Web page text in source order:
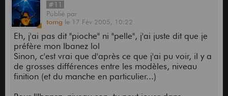
#11
Publié par
tomg le 17 Fév 2005, 10:22
Eh, j'ai pas dit "pioche" ni "pelle", j'ai juste dit que je
préfère mon Ibanez lol
Sinon, c'est vrai que d'après ce que j'ai pu voir, il y a
de grosses différences entre les modèles, niveau
finition (et du manche en particulier...)